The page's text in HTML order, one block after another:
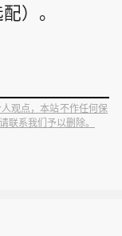
）。
观点，本站不作任何保
联系我们予以删除。